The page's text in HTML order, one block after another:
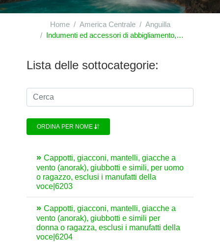
Home America Centrale
Anguilla
Indumenti ed accessori di abbigliamento, diversi da quelli a maglia
Lista delle sottocategorie:
ORDINA PER NOME
Cappotti, giacconi, mantelli, giacche a
vento (anorak), giubbotti e simili, per uomo
o ragazzo, esclusi i manufatti della
voce|6203
Cappotti, giacconi, mantelli, giacche a
vento (anorak), giubbotti e simili per
donna o ragazza, esclusi i manufatti della
voce|6204